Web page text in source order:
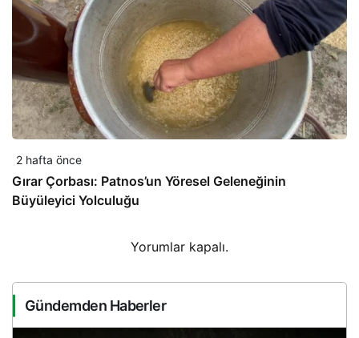
2 hafta önce
Gırar Çorbası: Patnos’un Yöresel Geleneğinin
Büyüleyici Yolculuğu
Yorumlar kapalı.
Gündemden Haberler